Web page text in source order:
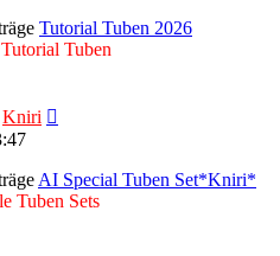
Tutorial Tuben 2026
Tuben
Kniri
AI Special Tuben Set*Kniri*
Tuben Sets